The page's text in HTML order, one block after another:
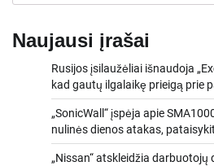
Naujausi įrašai
Rusijos įsilaužėliai išnaudoja
kad gautų ilgalaikę prieigą prie
„SonicWall“ įspėja apie
nulinės dienos atakas,
„Nissan“ atskleidžia darbuotojų